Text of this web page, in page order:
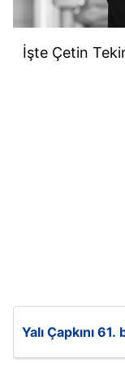
İşte Çetin
Yalı Çapkını